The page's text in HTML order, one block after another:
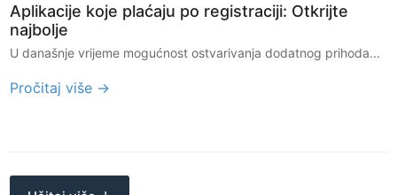
Aplikacije koje plaćaju po registraciji: Otkrijte
najbolje
U današnje vrijeme mogućnost ostvarivanja dodatnog prihoda...
Pročitaj više →